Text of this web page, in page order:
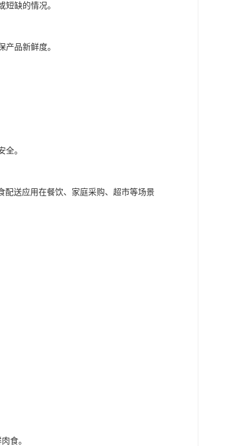
缺的情况。
品新鲜度。
全。
配送应用在餐饮、家庭采购、超市等场景
食。